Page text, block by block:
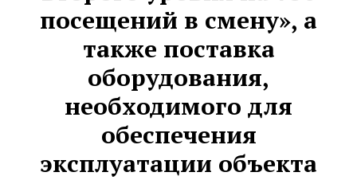
посещений в смену», а
также поставка
оборудования,
необходимого для
обеспечения
эксплуатации объекта